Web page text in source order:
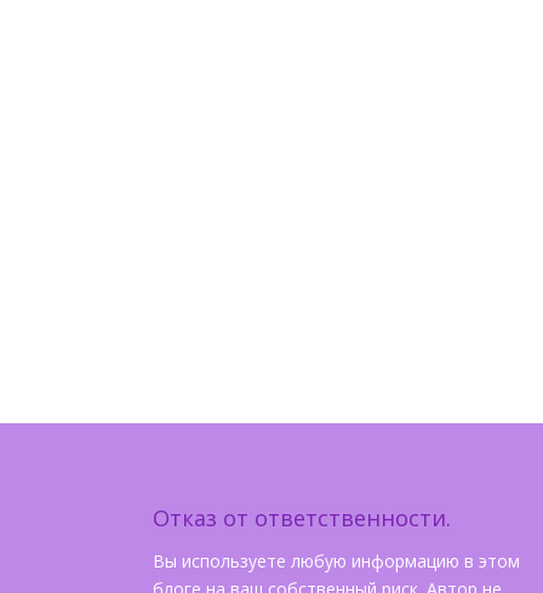
Отказ от ответственности.
Вы используете любую информацию в этом
блоге на ваш собственный риск. Автор не